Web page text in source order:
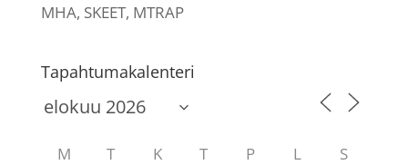
MHA, SKEET, MTRAP
Tapahtumakalenteri
M T K T P L S